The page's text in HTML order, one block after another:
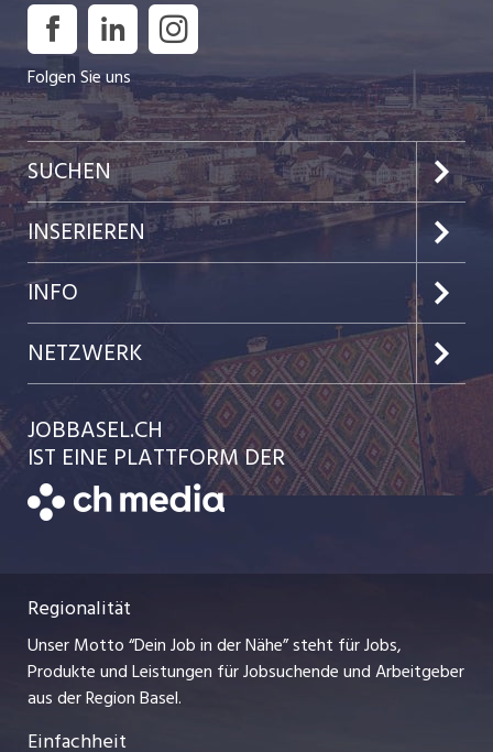
Folgen Sie uns
SUCHEN
Jobs im Kanton Basel-Stadt
Jobs im Kanton Baselland
Jobs in der Stadt Basel
Jobs in der Stadt Liestal
Festanstellungen
Temporäre Jobs
Lehrstellen
Ferienjobs
Management / Kader-Jobs
INSERIEREN
Preise & Leistungen
Kundenlogin
Einzelinserat disponieren
Schnittstelle
INFO
Team
AGB
Datenschutzerklärung
Impressum
Stellenmeldepflicht
Bewerber-Cockpit
NETZWERK
jobbern.ch
zentraljob.ch
myjob.ch
jobzüri.ch
JOBBASEL.CH
IST EINE PLATTFORM DER
Regionalität
Unser Motto “Dein Job in der Nähe” steht für Jobs,
Produkte und Leistungen für Jobsuchende und Arbeitgeber
aus der Region Basel.
Einfachheit